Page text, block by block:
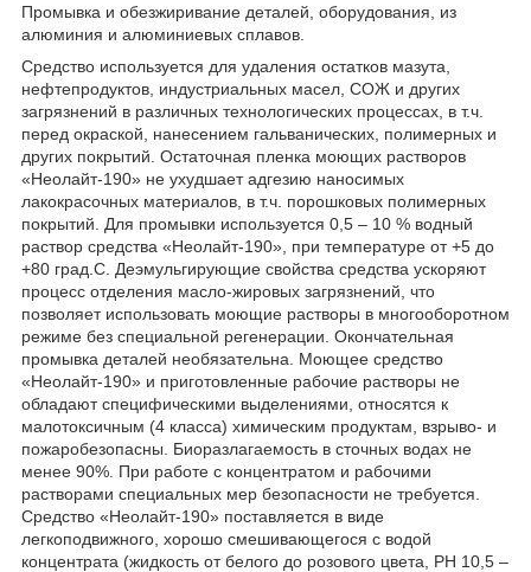
Промывка и обезжиривание деталей, оборудования, из
алюминия и алюминиевых сплавов.
Средство используется для удаления остатков мазута,
нефтепродуктов, индустриальных масел, СОЖ и других
загрязнений в различных технологических процессах, в т.ч.
перед окраской, нанесением гальванических, полимерных и
других покрытий. Остаточная пленка моющих растворов
«Неолайт-190» не ухудшает адгезию наносимых
лакокрасочных материалов, в т.ч. порошковых полимерных
покрытий. Для промывки используется 0,5 – 10 % водный
раствор средства «Неолайт-190», при температуре от +5 до
+80 град.С. Деэмульгирующие свойства средства ускоряют
процесс отделения масло-жировых загрязнений, что
позволяет использовать моющие растворы в многооборотном
режиме без специальной регенерации. Окончательная
промывка деталей необязательна. Моющее средство
«Неолайт-190» и приготовленные рабочие растворы не
обладают специфическими выделениями, относятся к
малотоксичным (4 класса) химическим продуктам, взрыво- и
пожаробезопасны. Биоразлагаемость в сточных водах не
менее 90%. При работе с концентратом и рабочими
растворами специальных мер безопасности не требуется.
Средство «Неолайт-190» поставляется в виде
легкоподвижного, хорошо смешивающегося с водой
концентрата (жидкость от белого до розового цвета, РН 10,5 –